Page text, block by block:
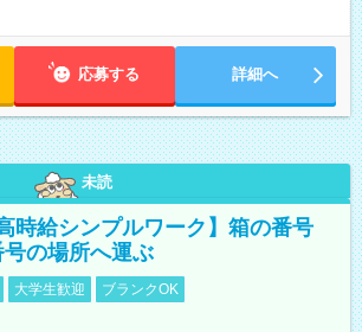
問い合わせをメールで返信してください。
応募する 詳細へ
未読
時給シンプルワーク】箱の番号
の場所へ運ぶ
大学生歓迎
ブランクOK